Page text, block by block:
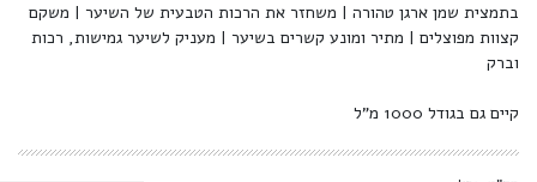
בתמצית שמן ארגן טהורה | משחזר את הרכות הטבעית של השיער | משקם
קצוות מפוצלים | מתיר ומונע קשרים בשיער | מעניק לשיער גמישות, רכות
וברק
קיים גם בגודל 1000 מ"ל